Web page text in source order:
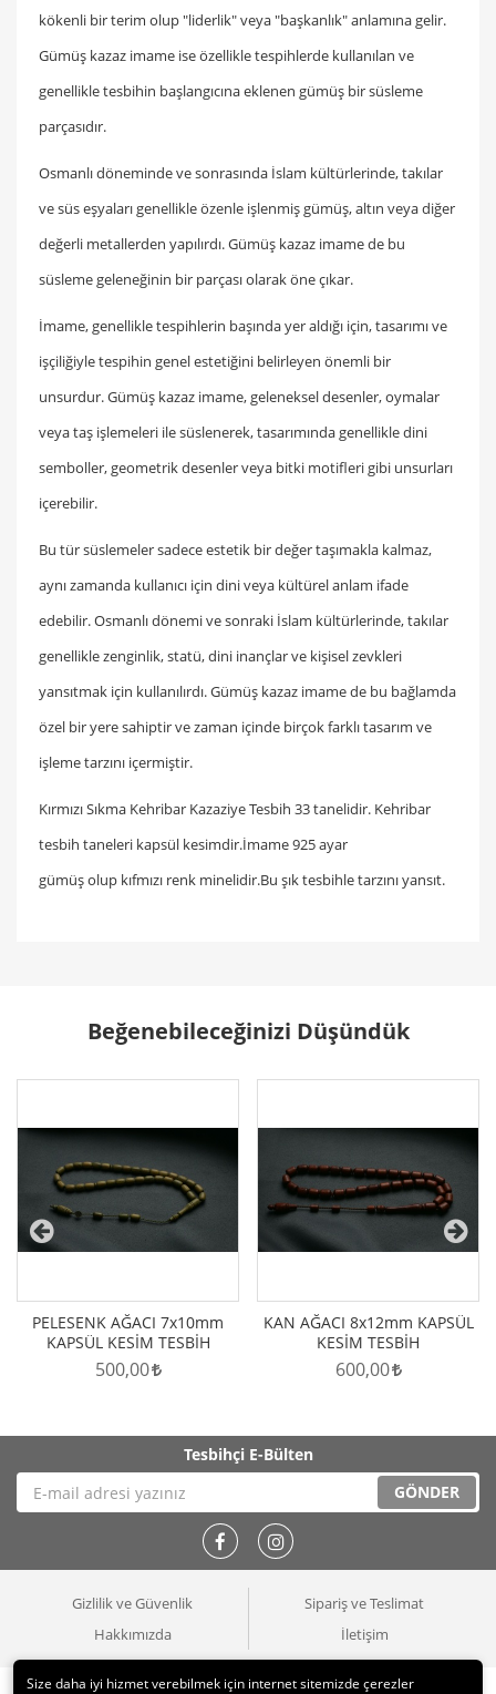
kökenli bir terim olup "liderlik" veya "başkanlık" anlamına gelir.
Gümüş kazaz imame ise özellikle tespihlerde kullanılan ve
genellikle tesbihin başlangıcına eklenen gümüş bir süsleme
parçasıdır.
Osmanlı döneminde ve sonrasında İslam kültürlerinde, takılar
ve süs eşyaları genellikle özenle işlenmiş gümüş, altın veya diğer
değerli metallerden yapılırdı. Gümüş kazaz imame de bu
süsleme geleneğinin bir parçası olarak öne çıkar.
İmame, genellikle tespihlerin başında yer aldığı için, tasarımı ve
işçiliğiyle tespihin genel estetiğini belirleyen önemli bir
unsurdur. Gümüş kazaz imame, geleneksel desenler, oymalar
veya taş işlemeleri ile süslenerek, tasarımında genellikle dini
semboller, geometrik desenler veya bitki motifleri gibi unsurları
içerebilir.
Bu tür süslemeler sadece estetik bir değer taşımakla kalmaz,
aynı zamanda kullanıcı için dini veya kültürel anlam ifade
edebilir. Osmanlı dönemi ve sonraki İslam kültürlerinde, takılar
genellikle zenginlik, statü, dini inançlar ve kişisel zevkleri
yansıtmak için kullanılırdı. Gümüş kazaz imame de bu bağlamda
özel bir yere sahiptir ve zaman içinde birçok farklı tasarım ve
işleme tarzını içermiştir.
Kırmızı Sıkma Kehribar Kazaziye Tesbih 33 tanelidir. Kehribar
tesbih taneleri kapsül kesimdir.İmame 925 ayar
gümüş olup kıfmızı renk minelidir.Bu şık tesbihle tarzını yansıt.
Beğenebileceğinizi Düşündük
PELESENK AĞACI 7x10mm
KAPSÜL KESİM TESBİH
500,00
KAN AĞACI 8x12mm KAPSÜL
KESİM TESBİH
600,00
Tesbihçi E-Bülten
GÖNDER
Gizlilik ve Güvenlik
Sipariş ve Teslimat
Hakkımızda
İletişim
Size daha iyi hizmet verebilmek için internet sitemizde çerezler